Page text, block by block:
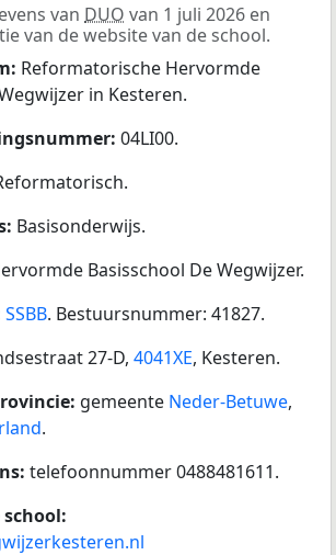
van DUO van 1 juli 2026 en
van de website van de school.
Reformatorische Hervormde
in Kesteren.
04LI00.
Basisonderwijs.
Basisschool De Wegwijzer.
SSBB. Bestuursnummer: 41827.
27-D, 4041XE, Kesteren.
gemeente Neder-Betuwe,
.
telefoonnummer 0488481611.
school: